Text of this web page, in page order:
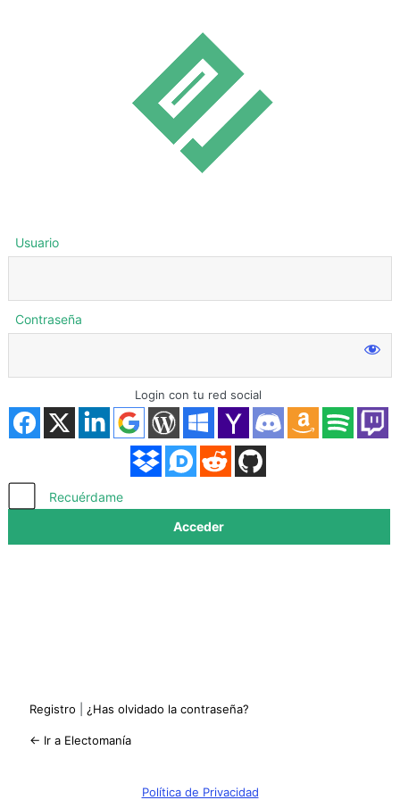
Acceder
Usuario
Contraseña
Login con tu red social
Recuérdame
Registro ¿Has olvidado la contraseña?
← Ir a Electomanía
Política de Privacidad